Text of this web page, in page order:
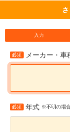
入力
必須 メーカー・車
必須 年式 ※不明の場